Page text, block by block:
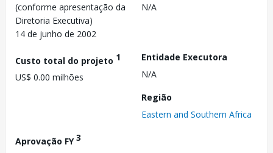
(conforme apresentação da
Diretoria Executiva)
14 de junho de 2002
N/A
Custo total do projeto 1
US$ 0.00 milhões
Entidade Executora
N/A
Região
Eastern and Southern Africa
Aprovação FY3